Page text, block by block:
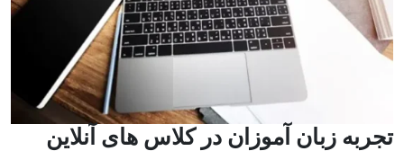
تجربه زبان آموزان در کلاس های آنلاین